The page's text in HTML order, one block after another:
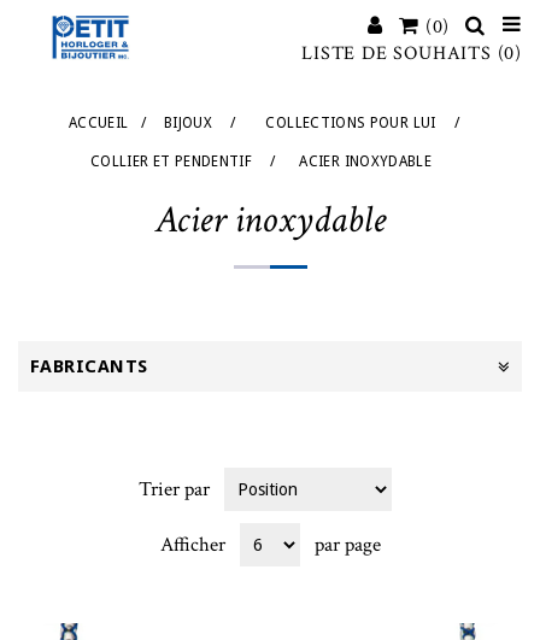
(0)
LISTE DE SOUHAITS (0)
ACCUEIL / BIJOUX / COLLECTIONS POUR LUI /
COLLIER ET PENDENTIF / ACIER INOXYDABLE
Acier inoxydable
FABRICANTS
Trier par
Afficher par page